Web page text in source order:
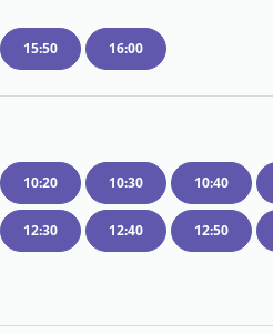
15:50 16:00
10:20 10:30 10:40
12:30 12:40 12:50